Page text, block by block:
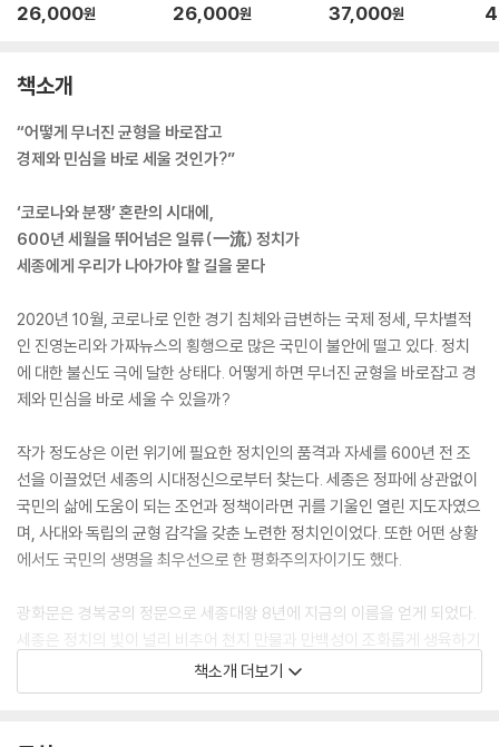
26,000원 26,000원 37,000원
책소개
“어떻게 무너진 균형을 바로잡고
경제와 민심을 바로 세울 것인가?”
‘코로나와 분쟁’ 혼란의 시대에,
600년 세월을 뛰어넘은 일류(一流) 정치가
세종에게 우리가 나아가야 할 길을 묻다
2020년 10월, 코로나로 인한 경기 침체와 급변하는 국제 정세, 무차별적
인 진영논리와 가짜뉴스의 횡행으로 많은 국민이 불안에 떨고 있다. 정치
에 대한 불신도 극에 달한 상태다. 어떻게 하면 무너진 균형을 바로잡고 경
제와 민심을 바로 세울 수 있을까?
작가 정도상은 이런 위기에 필요한 정치인의 품격과 자세를 600년 전 조
선을 이끌었던 세종의 시대정신으로부터 찾는다. 세종은 정파에 상관없이
국민의 삶에 도움이 되는 조언과 정책이라면 귀를 기울인 열린 지도자였으
며, 사대와 독립의 균형 감각을 갖춘 노련한 정치인이었다. 또한 어떤 상황
에서도 국민의 생명을 최우선으로 한 평화주의자이기도 했다.
광화문은 경복궁의 정문으로 세종대왕 8년에 지금의 이름을 얻게 되었다.
세종은 정치의 빛이 널리 비추어 천지 만물과 만백성이 조화롭게 생육하기
를 바라면서 이 문에 ‘광화’라는 이름을 붙였다. 『정치의 품격』은 이러한 세
종의 마음을 600년이 흐른 대한민국의 실정에 맞게 재해석하고 풀이한 책
책소개 더보기